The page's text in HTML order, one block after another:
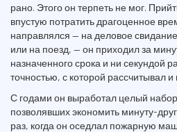
рано. Этого он терпеть не мог.
впустую потратить драгоценное
направлялся — на деловое
или на поезд, — он приходил за
назначенного срока и ни секундой
точностью, с которой рассчитывал
С годами он выработал целый
позволявших экономить минуту-
раз, когда он оседлал пожарную